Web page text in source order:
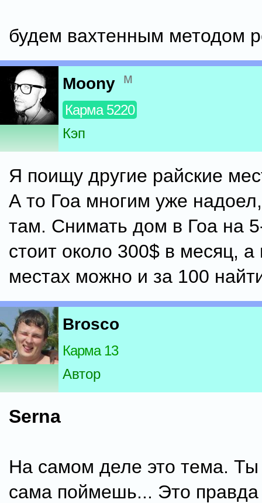
будем вахтенным методом
Moony м
Карма 5220
Кэп
Я поищу другие райские
А то Гоа многим уже
там. Снимать дом в Гоа на
стоит около 300$ в месяц, а
местах можно и за 100
Brosco
Карма 13
Автор
Serna
На самом деле это тема.
сама поймешь... Это